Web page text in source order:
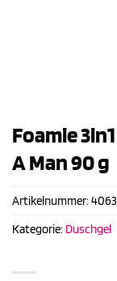
Foamie
A Man 90 g
Artikelnummer:
Kategorie: Duschgel